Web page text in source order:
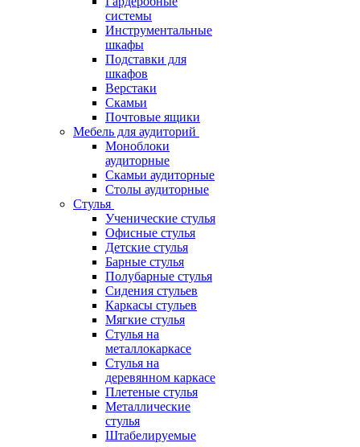
системы
Инструментальные
шкафы
Подставки для
шкафов
Верстаки
Скамьи
Почтовые ящики
Мебель для аудиторий
Моноблоки
аудиторные
Скамьи аудиторные
Столы аудиторные
Стулья
Ученические стулья
Офисные стулья
Детские стулья
Барные стулья
Полубарные стулья
Сидения стульев
Каркасы стульев
Мягкие стулья
Стулья на
металлокаркасе
Стулья на
деревянном каркасе
Плетеные стулья
Металлические
стулья
Штабелируемые